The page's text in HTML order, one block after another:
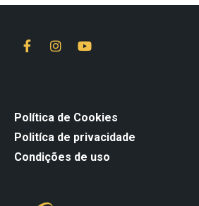
Política de Cookies
Politíca de privacidade
Condições de uso